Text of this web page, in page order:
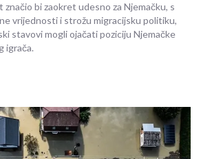
značio bi zaokret udesno za Njemačku, s
vrijednosti i strožu migracijsku politiku,
stavovi mogli ojačati poziciju Njemačke
igrača.